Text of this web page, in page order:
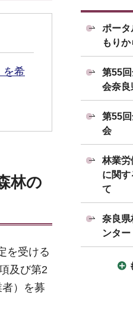
を希
林の
を受ける
及び第2
）を募
ポータ
もりか
第55
会奈良
第55
会
林業労
に関
て
奈良県
ンター